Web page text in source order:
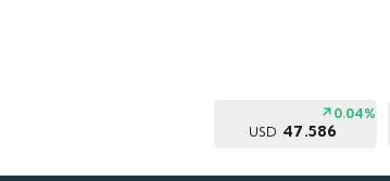
USD 47.586
0.04%